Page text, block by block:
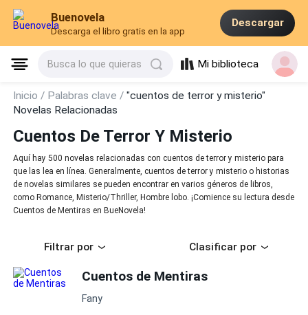
Buenovela
Descarga el libro gratis en la app
Descargar
Busca lo que quieras Mi biblioteca
Inicio / Palabras clave /"cuentos de terror y misterio"
Novelas Relacionadas
Cuentos De Terror Y Misterio
Aquí hay 500 novelas relacionadas con cuentos de terror y misterio para
que las lea en línea. Generalmente, cuentos de terror y misterio o historias
de novelas similares se pueden encontrar en varios géneros de libros,
como Romance, Misterio/Thriller, Hombre lobo. ¡Comience su lectura desde
Cuentos de Mentiras en BueNovela!
Filtrar por Clasificar por
Cuentos de Mentiras
Fany